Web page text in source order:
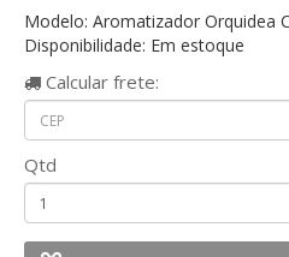
Modelo: Aromatizador Orquidea
Disponibilidade: Em estoque
Calcular frete:
Qtd